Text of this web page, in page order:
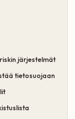
järjestelmät
tietosuojaan